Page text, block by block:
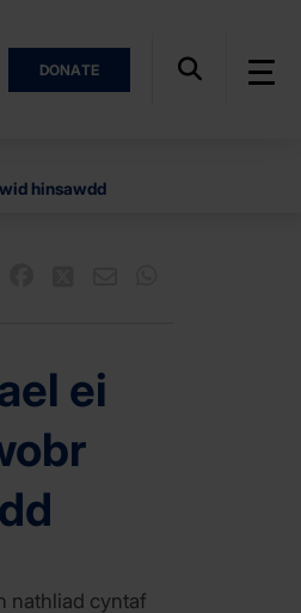
DONATE
hinsawdd
ei
nathliad cyntaf